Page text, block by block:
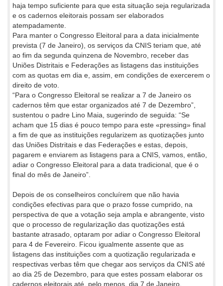
haja tempo suficiente para que esta situação seja regularizada
e os cadernos eleitorais possam ser elaborados
atempadamente.
Para manter o Congresso Eleitoral para a data inicialmente
prevista (7 de Janeiro), os serviços da CNIS teriam que, até
ao fim da segunda quinzena de Novembro, receber das
Uniões Distritais e Federações as listagens das instituições
com as quotas em dia e, assim, em condições de exercerem o
direito de voto.
“Para o Congresso Eleitoral se realizar a 7 de Janeiro os
cadernos têm que estar organizados até 7 de Dezembro”,
sustentou o padre Lino Maia, sugerindo de seguida: “Se
acham que 15 dias é pouco tempo para este «pressing» final
a fim de que as instituições regularizem as quotizações junto
das Uniões Distritais e das Federações e estas, depois,
pagarem e enviarem as listagens para a CNIS, vamos, então,
adiar o Congresso Eleitoral para a data tradicional, que é o
final do mês de Janeiro”.
Depois de os conselheiros concluírem que não havia
condições efectivas para que o prazo fosse cumprido, na
perspectiva de que a votação seja ampla e abrangente, visto
que o processo de regularização das quotizações está
bastante atrasado, optaram por adiar o Congresso Eleitoral
para 4 de Fevereiro. Ficou igualmente assente que as
listagens das instituições com a quotização regularizada e
respectivas verbas têm que chegar aos serviços da CNIS até
ao dia 25 de Dezembro, para que estes possam elaborar os
cadernos eleitorais até, pelo menos, dia 7 de Janeiro.